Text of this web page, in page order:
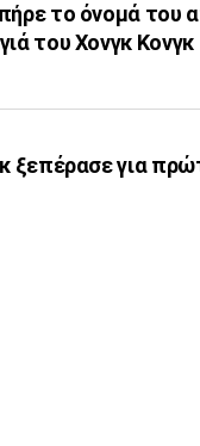
το όνομά του
του Χονγκ Κονγκ
ξεπέρασε για